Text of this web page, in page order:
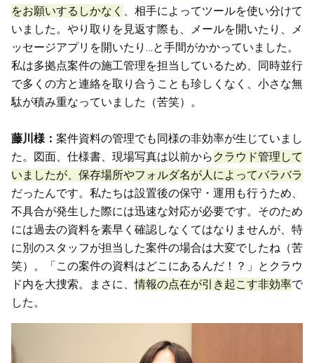
をお願いするしかなく 、相手によってツールを使い分けて
いました。やり取りを見返す際も、メールを開いたり、メ
ッセージアプリを開いたり…と手間がかかっていました。
私は多拠点案件の施工管理を担当しているため、同時並行
で多くの方と連絡を取り合うことも珍しくなく、小さな無
駄が積み重なっていました（苦笑）。
藤川様： 案件資料の管理でも同様の非効率が生じていまし
た。図面、仕様書、現場写真は以前から クラウド管理して
いましたが、保存場所やフォルダ名が人によってバラバラ
だったんです。私たちは設置後の保守・運用も行うため、
不具合が発生した際には迅速な対応が必要です。そのため
には過去の資料を素早く確認しなくてはなりませんが、特
に別のスタッフが担当した案件の場合は大変でしたね（苦
笑）。「この案件の資料はどこにあるんだ！？」とクラウ
ド内を大捜索。まさに、情報の点在が引き起こす非効率で
した。